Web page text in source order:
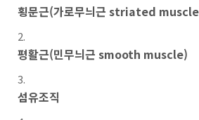
횡문근(가로무늬근 striated
평활근(민무늬근 smooth muscle)
섬유조직